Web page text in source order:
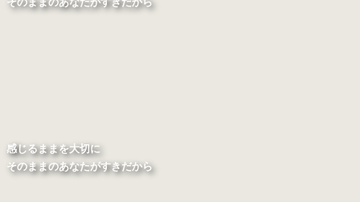
そのままのあなたがすきだから
感じるままを大切に
そのままのあなたがすきだから